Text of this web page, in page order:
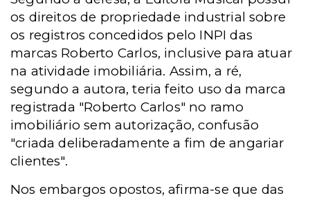
os direitos de propriedade industrial sobre
os registros concedidos pelo INPI das
marcas Roberto Carlos, inclusive para atuar
na atividade imobiliária. Assim, a ré,
segundo a autora, teria feito uso da marca
registrada "Roberto Carlos" no ramo
imobiliário sem autorização, confusão
"criada deliberadamente a fim de angariar
clientes".
Nos embargos opostos, afirma-se que das